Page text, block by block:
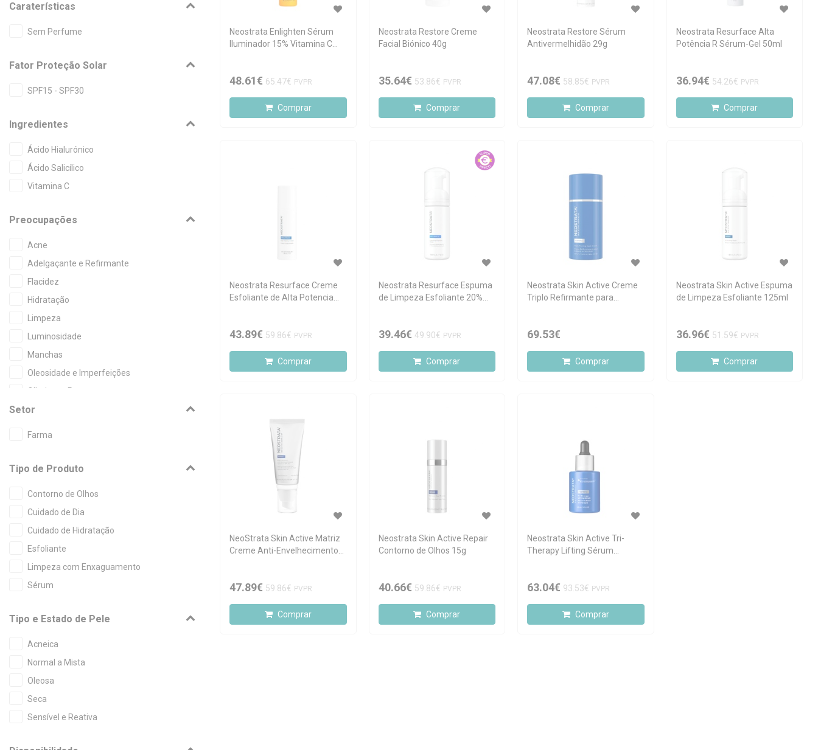
Caraterísticas
Sem Perfume
Fator Proteção Solar
SPF15 - SPF30
Ingredientes
Ácido Hialurónico
Ácido Salicílico
Vitamina C
Preocupações
Acne
Adelgaçante e Refirmante
Flacidez
Hidratação
Limpeza
Luminosidade
Manchas
Oleosidade e Imperfeições
Olheiras e Papos
Rosácea e Vermelhidão
Setor
Farma
Tipo de Produto
Contorno de Olhos
Cuidado de Dia
Cuidado de Hidratação
Esfoliante
Limpeza com Enxaguamento
Sérum
Tipo e Estado de Pele
Acneica
Normal a Mista
Oleosa
Seca
Sensível e Reativa
Neostrata Enlighten Sérum
Iluminador 15% Vitamina C
48.61€ 65.47€ PVPR
Comprar
Neostrata Restore Creme
Facial Biónico 40g
35.64€ 53.86€ PVPR
Comprar
Neostrata Restore Sérum
Antivermelhidão 29g
47.08€ 58.85€ PVPR
Comprar
Neostrata Resurface Alta
Potência R Sérum-Gel 50ml
36.94€ 54.26€ PVPR
Comprar
Neostrata Resurface Creme
Esfoliante de Alta Potencia
43.89€ 59.86€ PVPR
Comprar
Neostrata Resurface Espuma
de Limpeza Esfoliante 20%
39.46€ 49.90€ PVPR
Comprar
Neostrata Skin Active Creme
Triplo Refirmante para
69.53€
Comprar
Neostrata Skin Active Espuma
de Limpeza Esfoliante 125ml
36.96€ 51.59€ PVPR
Comprar
NeoStrata Skin Active Matriz
Creme Anti-Envelhecimento
47.89€ 59.86€ PVPR
Comprar
Neostrata Skin Active Repair
Contorno de Olhos 15g
40.66€ 59.86€ PVPR
Comprar
Neostrata Skin Active Tri-
Therapy Lifting Sérum
63.04€ 93.53€ PVPR
Comprar